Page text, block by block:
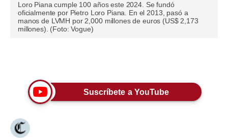
Pregunta de hoy
Blogs
Viajes
Estilos
Loro Piana cumple 100 años este 2024. Se fundó
oficialmente por Pietro Loro Piana. En el 2013, pasó a
manos de LVMH por 2,000 millones de euros (US$ 2,173
millones). (Foto: Vogue)
Suscríbete a YouTube